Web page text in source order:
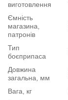
виготовлення
Ємність
магазина,
патронів
Тип
боєприпаса
Довжина
загальна, мм
Вага, кг